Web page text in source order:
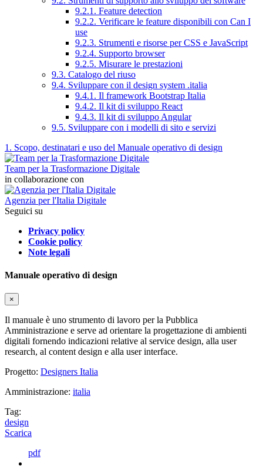
9.2.1. Feature detection
9.2.2. Verificare le feature disponibili con Can I
use
9.2.3. Strumenti e risorse per CSS e JavaScript
9.2.4. Supporto browser
9.2.5. Misurare le prestazioni
9.3. Catalogo del riuso
9.4. Sviluppare con il design system .italia
9.4.1. Il framework Bootstrap Italia
9.4.2. Il kit di sviluppo React
9.4.3. Il kit di sviluppo Angular
9.5. Sviluppare con i modelli di sito e servizi
1. Scopo, destinatari e uso del Manuale operativo di design
Team per la Trasformazione Digitale
in collaborazione con
Agenzia per l'Italia Digitale
Seguici su
Privacy policy
Cookie policy
Note legali
Manuale operativo di design
×
Il manuale è uno strumento di lavoro per la Pubblica
Amministrazione e serve ad orientare la progettazione di ambienti
digitali fornendo indicazioni relative al service design, alla user
research, al content design e alla user interface.
Progetto: Designers Italia
Amministrazione: italia
Tag:
design
Scarica
pdf